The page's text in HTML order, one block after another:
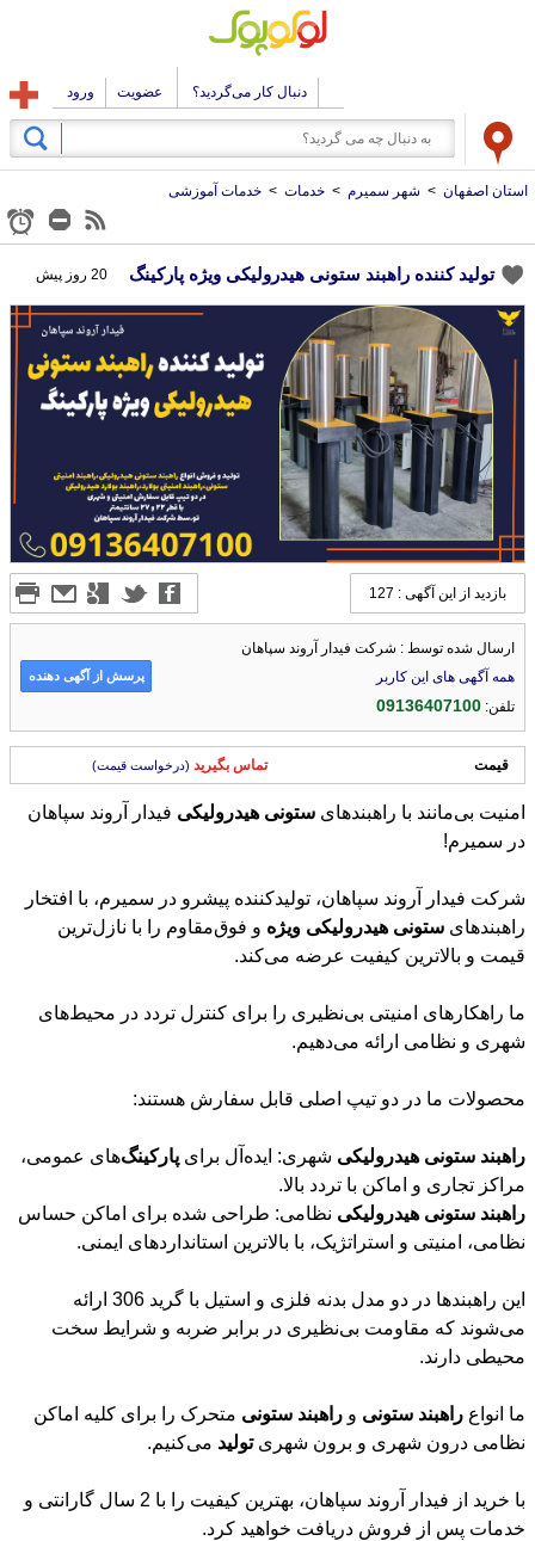
دنبال کار می‌گردید؟ عضویت ورود
استان اصفهان > شهر سمیرم > خدمات > خدمات آموزشی
تولید کننده راهبند ستونی هیدرولیکی ویژه پارکینگ 20 روز پیش
بازدید از این آگهی : 127
ارسال شده توسط : شرکت فیدار آروند سپاهان
همه آگهی های این کاربر
تلفن:09136407100
پرسش از آگهی دهنده
قیمت تماس بگیرید (درخواست قیمت)
امنیت بی‌مانند با راهبندهای ستونی هیدرولیکی فیدار آروند سپاهان
در سمیرم!
شرکت فیدار آروند سپاهان، تولیدکننده پیشرو در سمیرم، با افتخار
راهبندهای ستونی هیدرولیکی ویژه و فوق‌مقاوم را با نازل‌ترین
قیمت و بالاترین کیفیت عرضه می‌کند.
ما راهکارهای امنیتی بی‌نظیری را برای کنترل تردد در محیط‌های
شهری و نظامی ارائه می‌دهیم.
محصولات ما در دو تیپ اصلی قابل سفارش هستند:
راهبند ستونی هیدرولیکی شهری: ایده‌آل برای پارکینگ‌های عمومی،
مراکز تجاری و اماکن با تردد بالا.
راهبند ستونی هیدرولیکی نظامی: طراحی شده برای اماکن حساس
نظامی، امنیتی و استراتژیک، با بالاترین استانداردهای ایمنی.
این راهبندها در دو مدل بدنه فلزی و استیل با گرید 306 ارائه
می‌شوند که مقاومت بی‌نظیری در برابر ضربه و شرایط سخت
محیطی دارند.
ما انواع راهبند ستونی و راهبند ستونی متحرک را برای کلیه اماکن
نظامی درون شهری و برون شهریتولید می‌کنیم.
با خرید از فیدار آروند سپاهان، بهترین کیفیت را با 2 سال گارانتی و
خدمات پس از فروش دریافت خواهید کرد.